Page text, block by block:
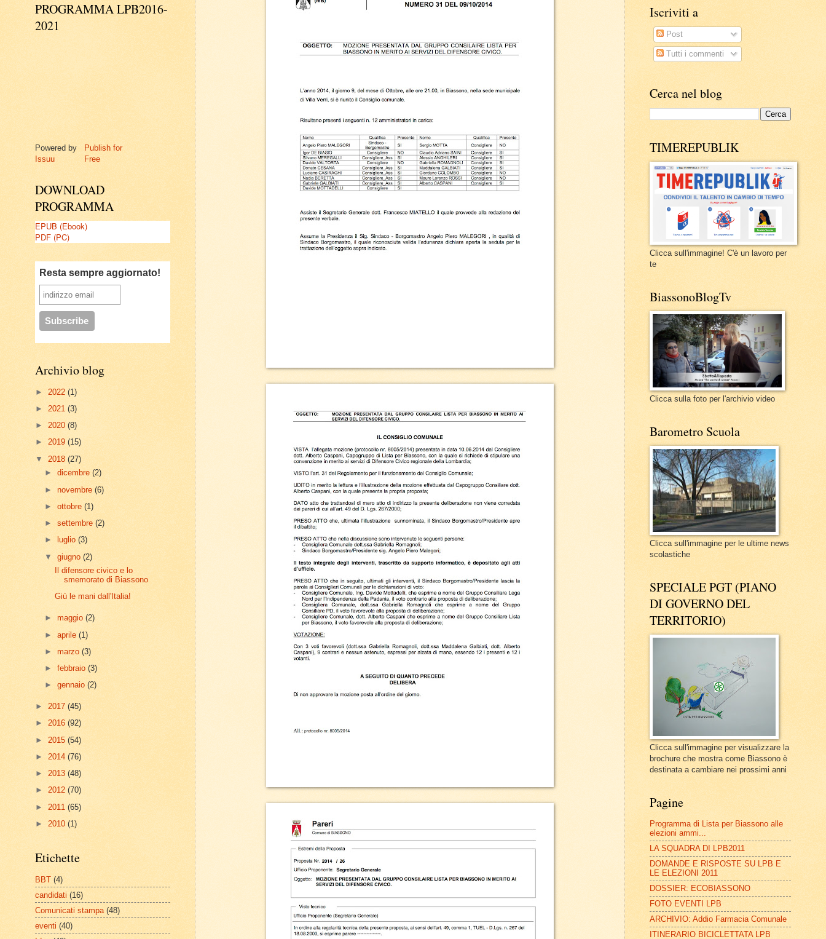
PROGRAMMA LPB2016-
2021
Powered by
Issuu
Publish for
Free
DOWNLOAD
PROGRAMMA
EPUB (Ebook)
PDF (PC)
Resta sempre aggiornato!
Archivio blog
► 2022 (1)
► 2021 (3)
► 2020 (8)
► 2019 (15)
▼ 2018 (27)
►dicembre(2)
►novembre(6)
►ottobre(1)
►settembre(2)
►
luglio(3)
▼giugno(2)
Il difensore civico e lo
smemorato di Biassono
Giù le mani dall'Italia!
►maggio(2)
►aprile(1)
►marzo(3)
►febbraio(3)
►gennaio(2)
► 2017 (45)
► 2016 (92)
► 2015 (54)
► 2014 (76)
► 2013 (48)
► 2012 (70)
► 2011 (65)
► 2010 (1)
Etichette
BBT (4)
candidati (16)
Comunicati stampa (48)
eventi (40)
Iscriviti a
Post
Tutti i commenti
Cerca nel blog
TIMEREPUBLIK
Clicca sull'immagine! C'è un lavoro per
te
BiassonoBlogTv
Clicca sulla foto per l'archivio video
Barometro Scuola
Clicca sull'immagine per le ultime news
scolastiche
SPECIALE PGT (PIANO
DI GOVERNO DEL
TERRITORIO)
Clicca sull'immagine per visualizzare la
brochure che mostra come Biassono è
destinata a cambiare nei prossimi anni
Pagine
Programma di Lista per Biassono alle
elezioni ammi...
LA SQUADRA DI LPB2011
DOMANDE E RISPOSTE SU LPB E
LE ELEZIONI 2011
DOSSIER: ECOBIASSONO
FOTO EVENTI LPB
ARCHIVIO: Addio Farmacia Comunale
ITINERARIO BICICLETTATA LPB